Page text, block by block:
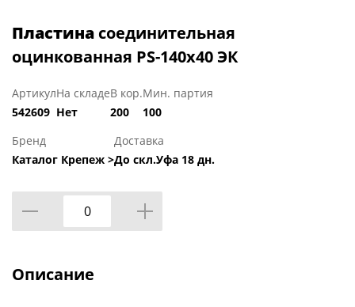
Пластина соединительная
оцинкованная PS-140х40 ЭК
Артикул
542609
На складе
Нет
В кор.
200
Мин. партия
100
Бренд
Каталог Крепеж >
Доставка
До скл.Уфа 18 дн.
Описание